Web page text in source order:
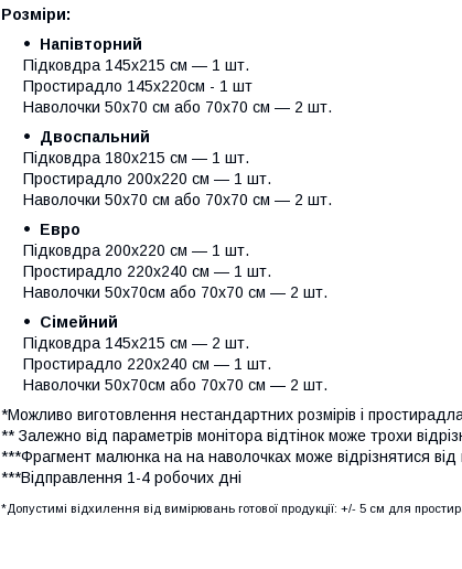
Розміри:
Напівторний
Підковдра 145х215 см — 1 шт.
Простирадло 145х220см - 1 шт
Наволочки 50х70 см або 70х70 см — 2 шт.
Двоспальний
Підковдра 180х215 см — 1 шт.
Простирадло 200х220 см — 1 шт.
Наволочки 50х70 см або 70х70 см — 2 шт.
Евро
Підковдра 200х220 см — 1 шт.
Простирадло 220х240 см — 1 шт.
Наволочки 50х70см або 70х70 см — 2 шт.
Сімейний
Підковдра 145х215 см — 2 шт.
Простирадло 220х240 см — 1 шт.
Наволочки 50х70см або 70х70 см — 2 шт.
*Можливо виготовлення нестандартних розмірів і
** Залежно від параметрів монітора відтінок може трохи
***Фрагмент малюнка на на наволочках може відрізнятися від
***Відправлення 1-4 робочих дні
*Допустимі відхилення від вимірювань готової продукції: +/- 5 см для